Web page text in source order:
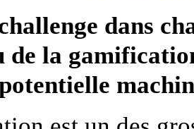
dans
la